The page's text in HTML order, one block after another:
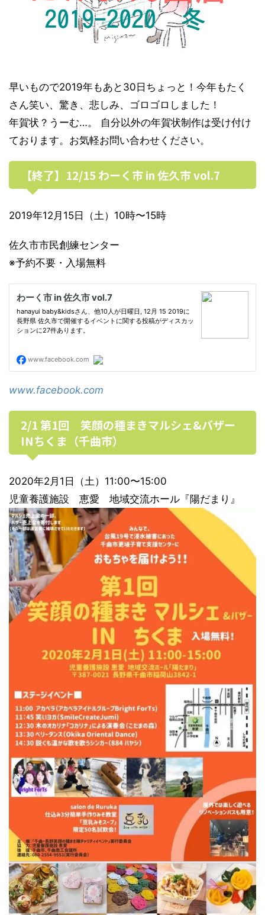
早いもので2019年もあと30日ちょっと！今年もたく
さん笑い、驚き、悲しみ、ゴロゴロしました！
年賀状？うーむ…。 自分以外の年賀状制作は受け付け
ております。お気軽お問い合わせください。
【終了】12/15 わーく市 in 佐久市 vol.7
2019年12月15日（土）10時〜15時
佐久市市民創練センター
※予約不要・入場無料
www.facebook.com
2/1 第1回 笑顔の種まきマルシェ&バザー
INちくま（千曲市）
2020年2月1日（土）11:00〜15:00
児童養護施設 恵愛 地域交流ホール『陽だまり』